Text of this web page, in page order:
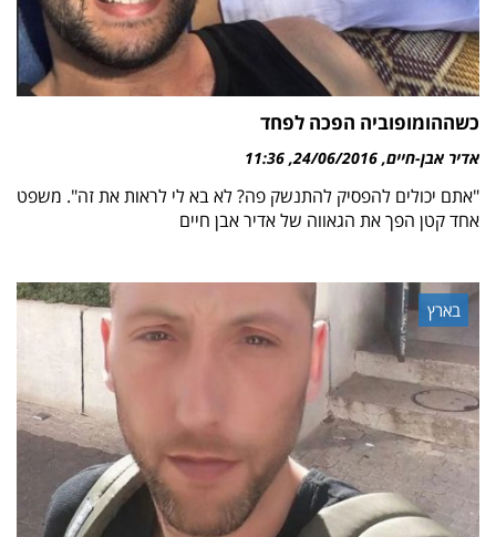
כשההומופוביה הפכה לפחד
אדיר אבן-חיים 24/06/2016
11:36
"אתם יכולים להפסיק להתנשק פה? לא בא לי לראות את זה". משפט
אחד קטן הפך את הגאווה של אדיר אבן חיים
בארץ